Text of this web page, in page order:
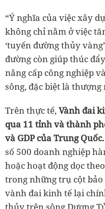
“Ý nghĩa của việc xây
không chỉ nằm ở việc
‘tuyến đường thủy
đường còn giúp thúc
nâng cấp công nghiệp
sông, đặc biệt là thượng
Trên thực tế,Vành đai
qua 11 tỉnh và thành
và GDP của Trung Quốc.
số 500 doanh nghiệp
hoặc hoạt động dọc
trong những trụ cột
vành đai kinh tế lại
thủy trên sông Dương